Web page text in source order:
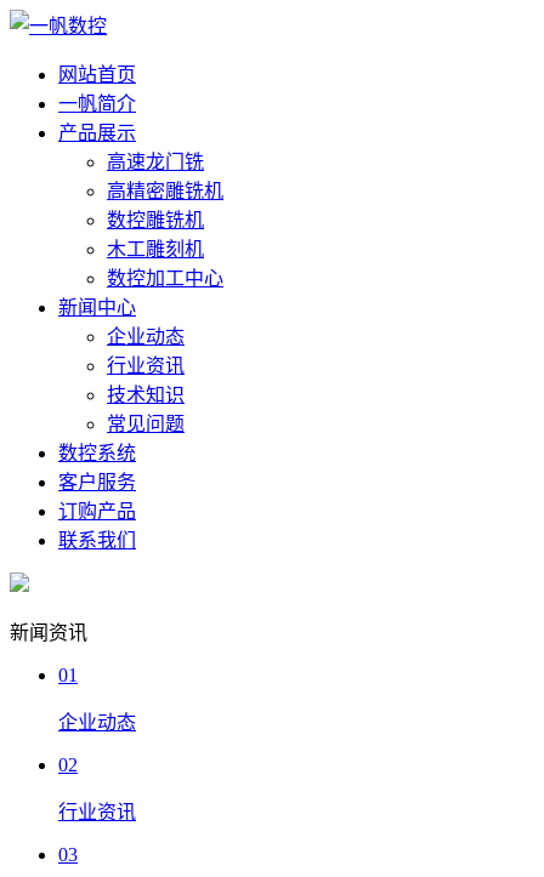
网站首页
一帆简介
产品展示
高速龙门铣
高精密雕铣机
数控雕铣机
木工雕刻机
数控加工中心
新闻中心
企业动态
行业资讯
技术知识
常见问题
数控系统
客户服务
订购产品
联系我们
新闻资讯
01
企业动态
02
行业资讯
03